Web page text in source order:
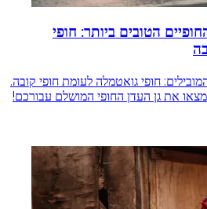
החופיים הטובים ביותר: חופי
חופי גואטמלה לעומת חופי קובה.
את גן העדן החופי המושלם עבורכם!